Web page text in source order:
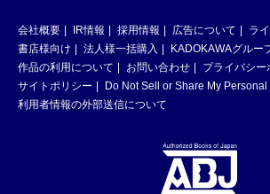
会社概要 IR情報 採用情報 広告について
ラ
書店様向け
法人様一括購入
KADOKAWAグルー
作品の利用について
お問い合わせ
プライバシー
サイトポリシー
Do Not Sell or Share My Personal
利用者情報の外部送信について